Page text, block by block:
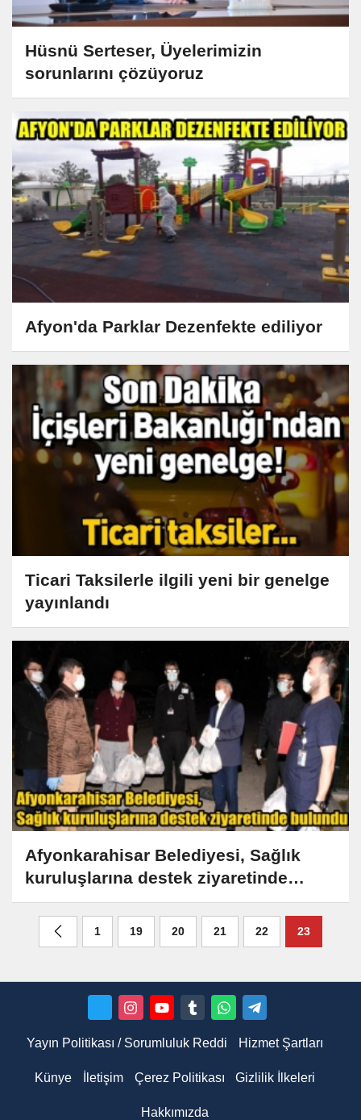
Hüsnü Serteser, Üyelerimizin
sorunlarını çözüyoruz
Afyon'da Parklar Dezenfekte ediliyor
Ticari Taksilerle ilgili yeni bir genelge
yayınlandı
Afyonkarahisar Belediyesi, Sağlık
kuruluşlarına destek ziyaretinde
bulundu
1 19 20 21 22 23
Yayın Politikası / Sorumluluk Reddi Hizmet Şartları
Künye İletişim Çerez Politikası Gizlilik İlkeleri
Hakkımızda